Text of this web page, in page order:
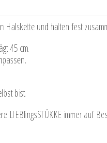
Halskette und halten fest
45 cm.
bist.
LIEBlingsSTÜKKE immer auf